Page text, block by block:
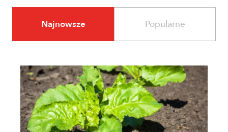
Najnowsze Popularne